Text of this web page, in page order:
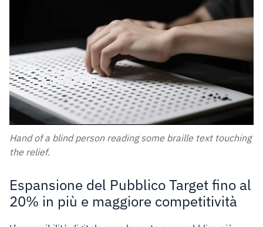
Hand of a blind person reading some braille text touching
the relief.
Espansione del Pubblico Target fino al
20% in più e maggiore competitività